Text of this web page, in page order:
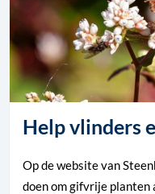
Help vlinders
Op de website van
doen om gifvrije planten